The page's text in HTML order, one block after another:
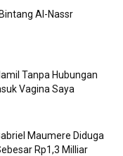
Al-Nassr
Tanpa Hubungan
Vagina Saya
Maumere Diduga
Rp1,3 Milliar